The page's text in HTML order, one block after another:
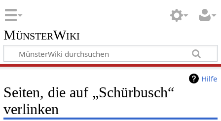
MünsterWiki
Hilfe
Seiten, die auf „Schürbusch“
verlinken